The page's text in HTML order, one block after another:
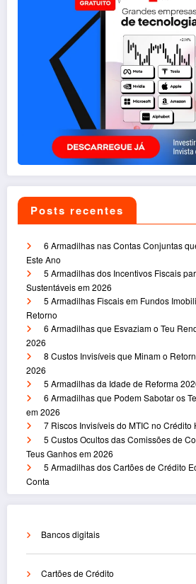
Posts recentes
6 Armadilhas nas Contas Conjuntas
Este Ano
5 Armadilhas dos Incentivos Fiscais
Sustentáveis em 2026
5 Armadilhas Fiscais em Fundos
Retorno
6 Armadilhas que Esvaziam o Teu
2026
8 Custos Invisíveis que Minam o
2026
5 Armadilhas da Idade de Reforma
6 Armadilhas que Podem Sabotar os
em 2026
7 Riscos Invisíveis do MTIC no Crédito
5 Custos Ocultos das Comissões de
Teus Ganhos em 2026
5 Armadilhas dos Cartões de Crédito
Conta
Bancos digitais
Cartões de Crédito